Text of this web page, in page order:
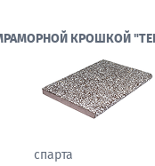
КРОШКОЙ
спарта